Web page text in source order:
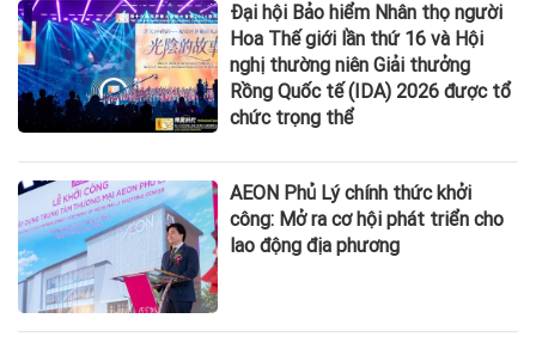
Đại hội Bảo hiểm Nhân thọ người
Hoa Thế giới lần thứ 16 và Hội
nghị thường niên Giải thưởng
Rồng Quốc tế (IDA) 2026 được tổ
chức trọng thể
AEON Phủ Lý chính thức khởi
công: Mở ra cơ hội phát triển cho
lao động địa phương